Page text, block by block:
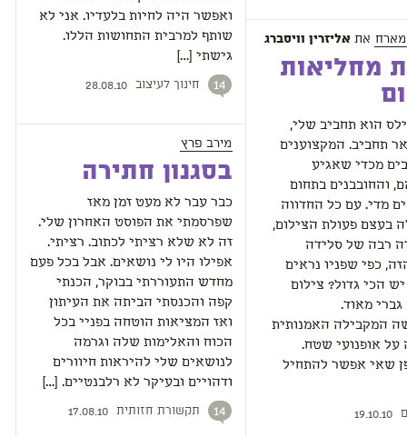
מארח את אליזרין וויסברג
מחליאות
הוא תחביב שלי,
תחביב. המקצוענים
מכדי שאגיע
והחובבנים בתחום
מדי. עם כל החדווה
בעצם פעולת הצילום,
רבה של סלידה
כפי שפניו נראים
הכי גדול? צילום
מאוד.
המקבילה האמנותית
על אופנועי שטח.
שאי אפשר להתחיל
19.10.10
ואפשר היה לחיות בלעדיו. אני לא
שותף למרבית התחושות הללו.
גישתי […]
14 חינוך לעיצוב 28.08.10
מירב פרץ
בסגנון חתירה
כבר עבר לא מעט זמן מאז
שפרסמתי את הפוסט האחרון שלי.
זה לא שלא רציתי לכתוב. רציתי.
אפילו היו לי נושאים. אבל בכל פעם
מחדש התעוררתי בבוקר, הכנתי
קפה והכנסתי הביתה את העיתון
ואז המציאות הוטחה בפניי בכל
הכוח והאלימות שלה וגרמה
לנושאים שלי להיראות חיוורים
ודהויים ובעיקר לא רלבנטיים. […]
14 תקשורת חזותית 17.08.10